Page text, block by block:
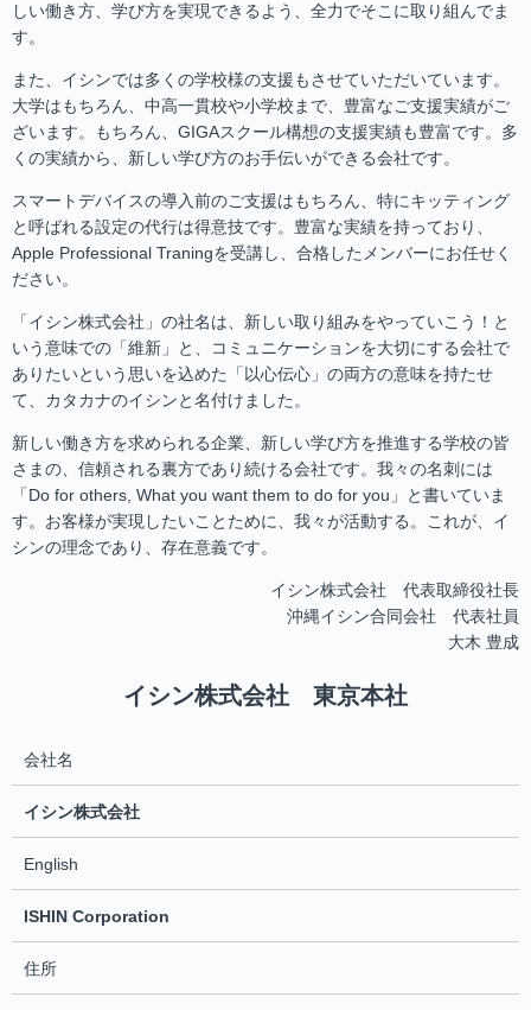
しい働き方、学び方を実現できるよう、全力でそこに取り組んでま
す。
また、イシンでは多くの学校様の支援もさせていただいています。
大学はもちろん、中高一貫校や小学校まで、豊富なご支援実績がご
ざいます。もちろん、GIGAスクール構想の支援実績も豊富です。多
くの実績から、新しい学び方のお手伝いができる会社です。
スマートデバイスの導入前のご支援はもちろん、特にキッティング
と呼ばれる設定の代行は得意技です。豊富な実績を持っており、
Apple Professional Traningを受講し、合格したメンバーにお任せく
ださい。
「イシン株式会社」の社名は、新しい取り組みをやっていこう！と
いう意味での「維新」と、コミュニケーションを大切にする会社で
ありたいという思いを込めた「以心伝心」の両方の意味を持たせ
て、カタカナのイシンと名付けました。
新しい働き方を求められる企業、新しい学び方を推進する学校の皆
さまの、信頼される裏方であり続ける会社です。我々の名刺には
「Do for others, What you want them to do for you」と書いていま
す。お客様が実現したいことために、我々が活動する。これが、イ
シンの理念であり、存在意義です。
イシン株式会社 代表取締役社長
沖縄イシン合同会社 代表社員
大木 豊成
イシン株式会社 東京本社
会社名
イシン株式会社
English
ISHIN Corporation
住所